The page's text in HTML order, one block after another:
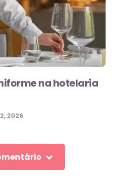
na hotelaria
2026